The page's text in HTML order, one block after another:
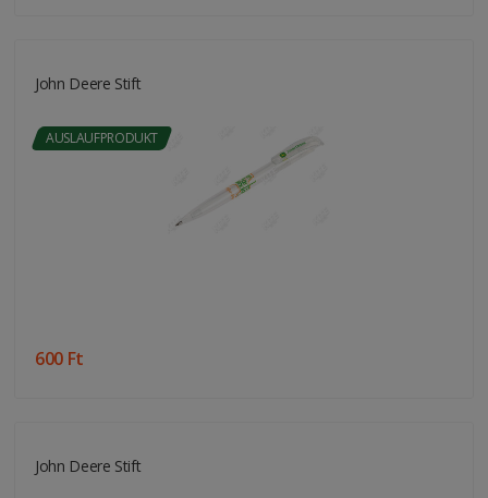
John Deere Stift
AUSLAUFPRODUKT
600 Ft
John Deere Stift